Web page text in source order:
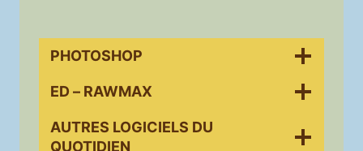
PHOTOSHOP
ED – RAWMAX
AUTRES LOGICIELS DU
QUOTIDIEN